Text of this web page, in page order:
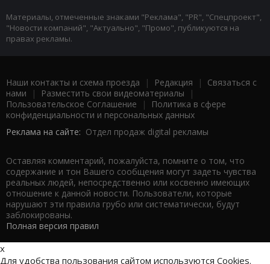
Материалы, отмеченные знаками "Реклама", "PR", "Спецпроект",
"Новости компаний", "Актуально", "Промо", публикуются на
правах рекламы.
Наши контакты и схема проезда | Редакция | Связаться с
нами | Разместить свои видеоматериалы |
Пользовательское Соглашение |
Политика в сфере
конфиденциальности и персональных данных
Реклама на сайте: Отдел продаж digital рекламы
Оставляя комментарий, пожалуйста, помните о том, что
содержание и тон Вашего сообщения могут задеть чувства
реальных людей, непосредственно или косвенно имеющих
отношение к данной новости. Пользователи, которые
нарушают эти правила грубо или систематически, будут
заблокированы.
Полная версия правил
x
Для удобства пользования сайтом используются Cookies.